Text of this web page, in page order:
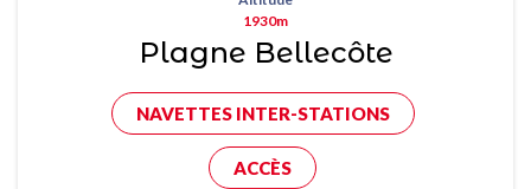
1930m
Plagne Bellecôte
NAVETTES INTER-STATIONS
ACCÈS